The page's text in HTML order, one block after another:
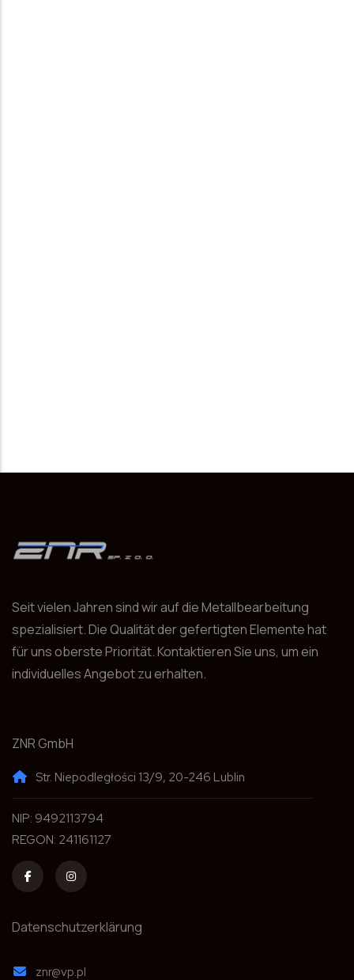
Seit vielen Jahren sind wir auf die Metallbearbeitung
spezialisiert. Die Qualität der gefertigten Elemente hat
für uns oberste Priorität. Kontaktieren Sie uns, um ein
individuelles Angebot zu erhalten.
ZNR GmbH
Str. Niepodległości 13/9, 20-246 Lublin
NIP: 9492113794
REGON: 241161127
Datenschutzerklärung
znr@vp.pl